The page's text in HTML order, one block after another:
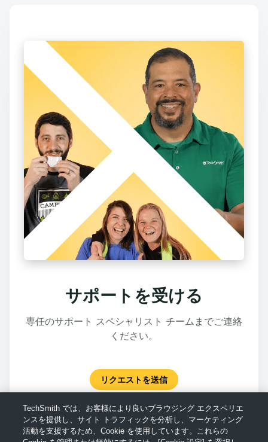
サポートを受ける
専任のサポート スペシャリスト チームまでご連絡
ください。
リクエストを送信
TechSmith では、お客様により良いブラウジング エクスペリエ
ンスを提供し、サイト トラフィックを分析し、マーケティング
活動を支援するため、Cookie を使用しています。これらの